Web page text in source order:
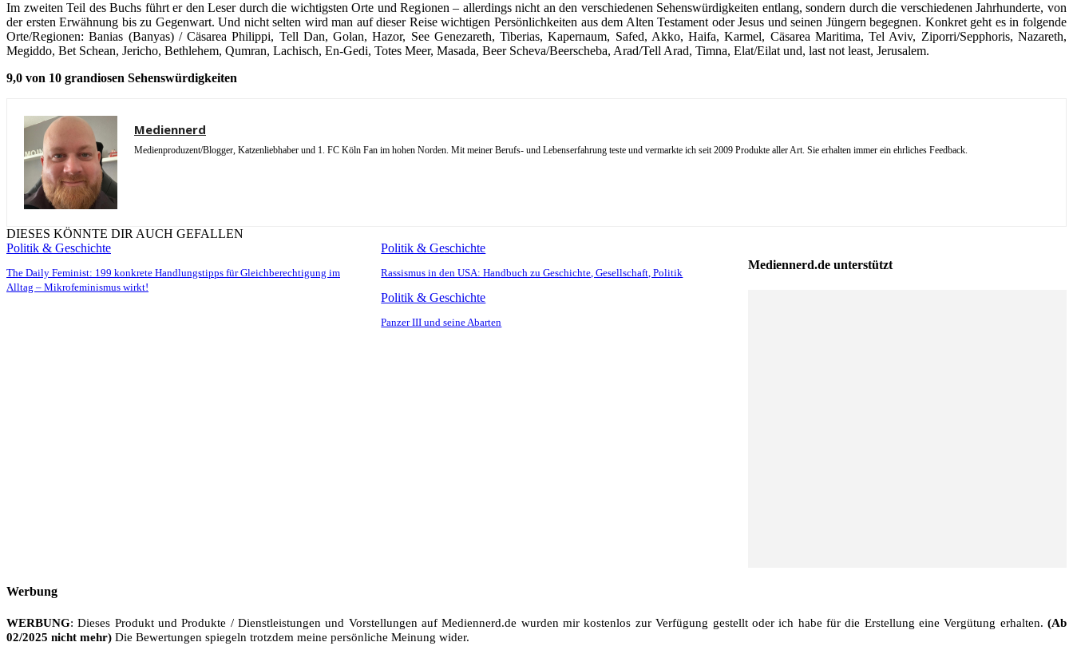
Im zweiten Teil des Buchs führt er den Leser durch die wichtigsten Orte und Regionen – allerdings nicht an den verschiedenen Sehenswürdigkeiten entlang, sondern durch die verschiedenen Jahrhunderte, von
der ersten Erwähnung bis zu Gegenwart. Und nicht selten wird man auf dieser Reise wichtigen Persönlichkeiten aus dem Alten Testament oder Jesus und seinen Jüngern begegnen. Konkret geht es in folgende
Orte/Regionen: Banias (Banyas) / Cäsarea Philippi, Tell Dan, Golan, Hazor, See Genezareth, Tiberias, Kapernaum, Safed, Akko, Haifa, Karmel, Cäsarea Maritima, Tel Aviv, Ziporri/Sepphoris, Nazareth,
Megiddo, Bet Schean, Jericho, Bethlehem, Qumran, Lachisch, En-Gedi, Totes Meer, Masada, Beer Scheva/Beerscheba, Arad/Tell Arad, Timna, Elat/Eilat und, last not least, Jerusalem.
9,0 von 10 grandiosen Sehenswürdigkeiten
Mediennerd
Medienproduzent/Blogger, Katzenliebhaber und 1. FC Köln Fan im hohen Norden. Mit meiner Berufs- und Lebenserfahrung teste und vermarkte ich seit 2009 Produkte aller Art. Sie erhalten immer ein ehrliches Feedback.
DIESES KÖNNTE DIR AUCH GEFALLEN
Politik & Geschichte
The Daily Feminist: 199 konkrete Handlungstipps für Gleichberechtigung im
Alltag – Mikrofeminismus wirkt!
Politik & Geschichte
Rassismus in den USA: Handbuch zu Geschichte, Gesellschaft, Politik
Politik & Geschichte
Panzer III und seine Abarten
Mediennerd.de unterstützt
Werbung
WERBUNG: Dieses Produkt und Produkte / Dienstleistungen und Vorstellungen auf Mediennerd.de wurden mir kostenlos zur Verfügung gestellt oder ich habe für die Erstellung eine Vergütung erhalten. (Ab
02/2025 nicht mehr) Die Bewertungen spiegeln trotzdem meine persönliche Meinung wider.